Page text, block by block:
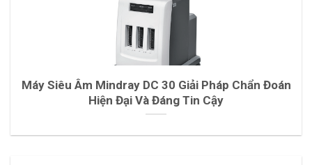
Máy Siêu Âm Mindray DC 30 Giải Pháp Chẩn Đoán
Hiện Đại Và Đáng Tin Cậy